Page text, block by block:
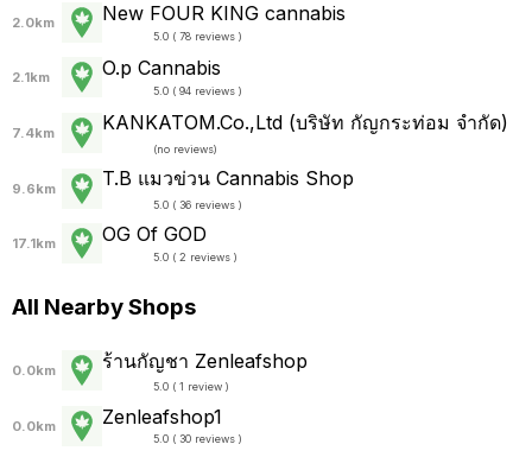
2.0km New FOUR KING cannabis
5.0 ( 78 reviews )
2.1km O.p Cannabis
5.0 ( 94 reviews )
7.4km KANKATOM.Co.,Ltd (บริษัท กัญกระท่อม จำกัด)
(no reviews)
9.6km T.B แมวข่วน Cannabis Shop
5.0 ( 36 reviews )
17.1km OG Of GOD
5.0 ( 2 reviews )
All Nearby Shops
0.0km ร้านกัญชา Zenleafshop
5.0 ( 1 review )
0.0km Zenleafshop1
5.0 ( 30 reviews )